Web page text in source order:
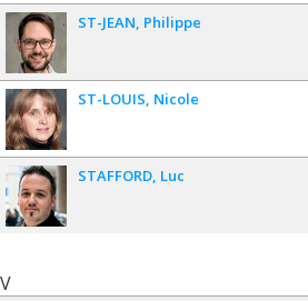
ST-JEAN Philippe
ST-LOUIS Nicole
STAFFORD Luc
V